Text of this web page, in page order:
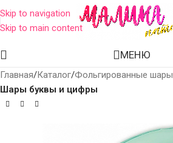
Skip to navigation
Skip to main content
МЕНЮ
Главная Каталог Фольгированные шары
Шары буквы и цифры